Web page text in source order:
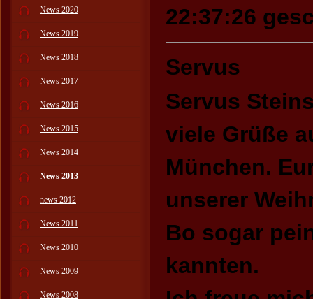
News 2020
News 2019
News 2018
News 2017
News 2016
News 2015
News 2014
News 2013
news 2012
News 2011
News 2010
News 2009
News 2008
22:37:26
Servus
Servus
viele Grüße
München.
unserer
Bo sogar
kannten.